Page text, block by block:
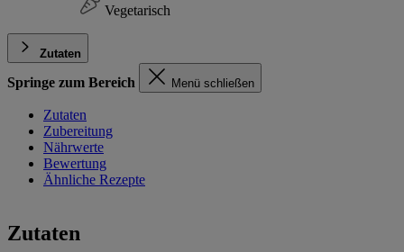
Vegetarisch
Zutaten
Springe zum Bereich Menü schließen
Zutaten
Zubereitung
Nährwerte
Bewertung
Ähnliche Rezepte
Zutaten